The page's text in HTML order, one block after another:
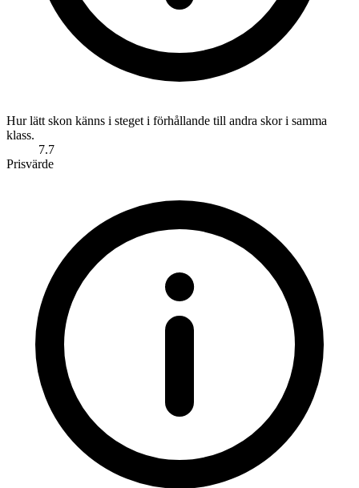
Hur lätt skon känns i steget i förhållande till andra skor i samma
klass.
7.7
Prisvärde